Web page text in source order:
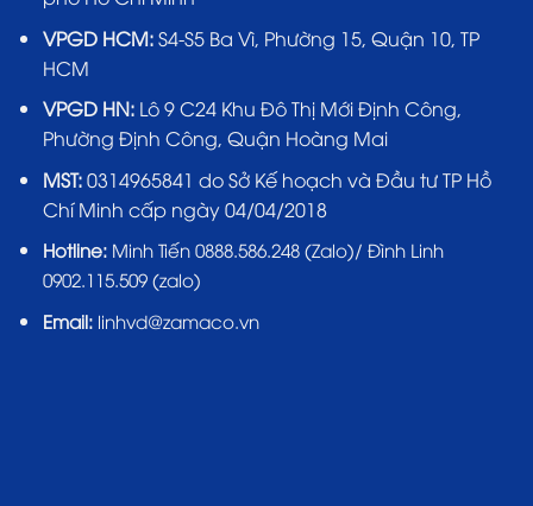
VPGD HCM:S4-S5 Ba Vì, Phường 15, Quận 10, TP
HCM
VPGD HN:Lô 9 C24 Khu Đô Thị Mới Định Công,
Phường Định Công, Quận Hoàng Mai
MST:0314965841 do Sở Kế hoạch và Đầu tư TP Hồ
Chí Minh cấp ngày 04/04/2018
Hotline: Minh Tiến 0888.586.248 (Zalo)/ Đình Linh
0902.115.509 (zalo)
Email:linhvd@zamaco.vn